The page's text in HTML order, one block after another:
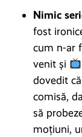
Nimic
fost
cum n-ar
venit și
dovedit
comisă,
să
moțiuni,